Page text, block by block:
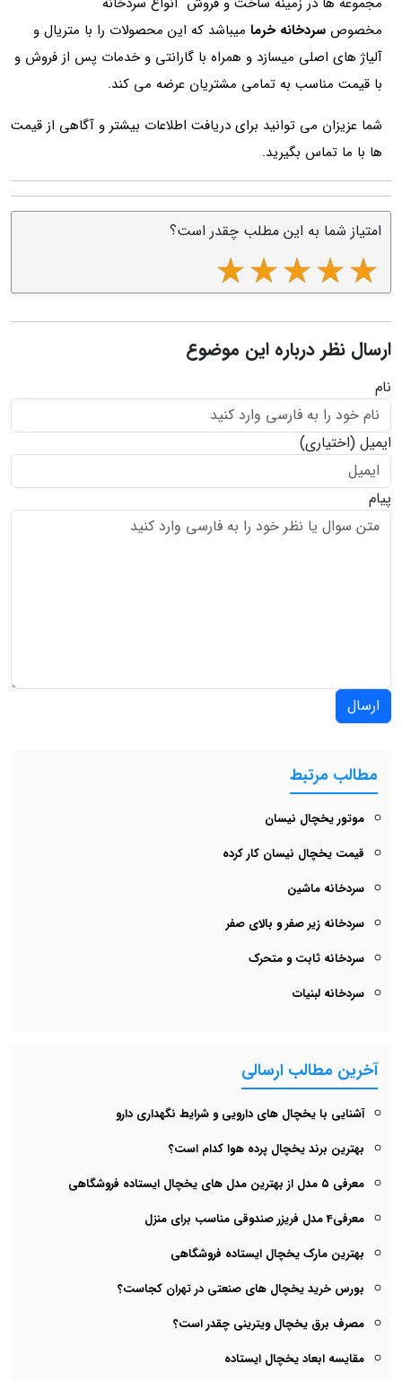
مخصوص سردخانه خرما میباشد که این محصولات را با متریال و
آلیاژ های اصلی میسازد و همراه با گارانتی و خدمات پس از فروش و
با قیمت مناسب به تمامی مشتریان عرضه می کند.
شما عزیزان می توانید برای دریافت اطلاعات بیشتر و آگاهی از قیمت
ها با ما تماس بگیرید.
امتیاز شما به این مطلب چقدر است؟
ارسال نظر درباره این موضوع
نام
ایمیل (اختیاری)
پیام
ارسال
مطالب مرتبط
موتور یخچال نیسان
قیمت یخچال نیسان کار کرده
سردخانه ماشین
سردخانه زیر صفر و بالای صفر
سردخانه ثابت و متحرک
سردخانه لبنیات
آخرین مطالب ارسالی
آشنایی با یخچال های دارویی و شرایط نگهداری دارو
بهترین برند یخچال پرده هوا کدام است؟
معرفی ۵ مدل از بهترین مدل های یخچال‌ ایستاده فروشگاهی
معرفی4 مدل فریزر صندوقی مناسب برای منزل
بهترین مارک یخچال ایستاده فروشگاهی
بورس خرید یخچال های صنعتی در تهران کجاست؟
مصرف برق یخچال ویترینی چقدر است؟
مقایسه ابعاد یخچال ایستاده